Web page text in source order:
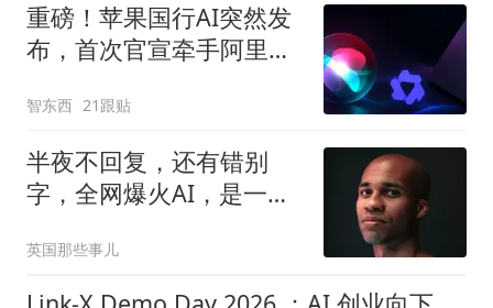
重磅！苹果国行AI突然发
布，首次官宣牵手阿里，
智东西 21跟贴
半夜不回复，还有错别
字，全网爆火AI，是一个
息？！
英国那些事儿